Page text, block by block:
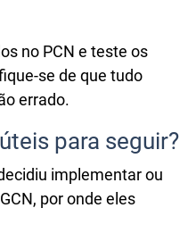
no PCN e teste os
se de que tudo
errado.
para seguir?
implementar ou
por onde eles